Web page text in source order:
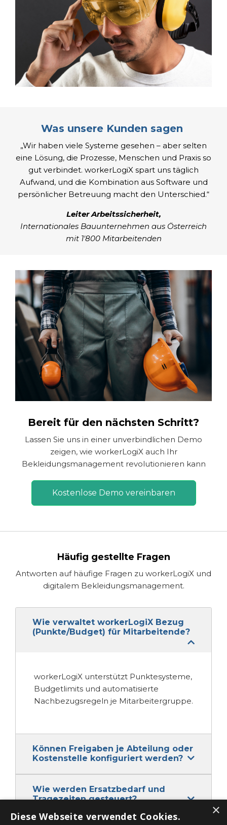
Was unsere Kunden sagen
„Wir haben viele Systeme gesehen – aber selten
eine Lösung, die Prozesse, Menschen und Praxis so
gut verbindet. workerLogiX spart uns täglich
Aufwand, und die Kombination aus Software und
persönlicher Betreuung macht den Unterschied.“
Leiter Arbeitssicherheit,
Internationales Bauunternehmen aus Österreich
mit 1'800 Mitarbeitenden
Bereit für den nächsten Schritt?
Lassen Sie uns in einer unverbindlichen Demo
zeigen, wie workerLogiX auch Ihr
Bekleidungsmanagement revolutionieren kann
Kostenlose Demo vereinbaren
Häufig gestellte Fragen
Antworten auf häufige Fragen zu workerLogiX und
digitalem Bekleidungsmanagement.
Wie verwaltet workerLogiX Bezug
(Punkte/Budget) für Mitarbeitende?
workerLogiX unterstützt Punktesysteme,
Budgetlimits und automatisierte
Nachbezugsregeln je Mitarbeitergruppe.
Können Freigaben je Abteilung oder
Kostenstelle konfiguriert werden?
Wie werden Ersatzbedarf und
Tragezeiten gesteuert?
×
Diese Webseite verwendet Cookies.